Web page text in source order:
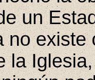
un
no existe
la